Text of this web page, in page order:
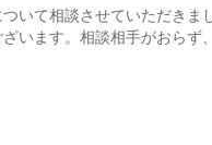
いて相談させていただきまし
います。相談相手がおら